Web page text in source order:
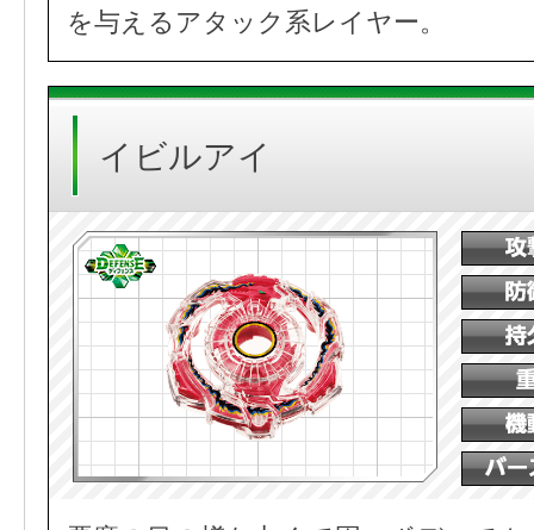
を与えるアタック系レイヤー。
イビルアイ